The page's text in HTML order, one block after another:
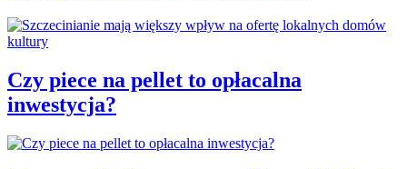
Czy piece na pellet to opłacalna
inwestycja?